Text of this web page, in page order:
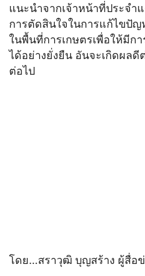
แนะนำจากเจ้าหน้าที่ประจำ
การตัดสินใจในการแก้ไขปั
ในพื้นที่การเกษตรเพื่อให้มีก
ได้อย่างยั่งยืน อันจะเกิดผลดี
ต่อไป
โดย…สราวุฒิ บุญสร้าง ผู้สื่อข่